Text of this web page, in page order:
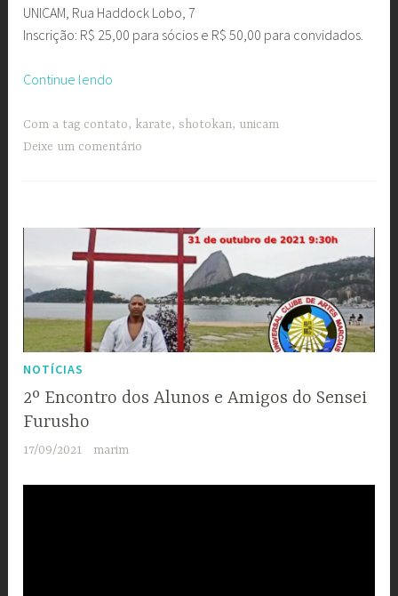
UNICAM, Rua Haddock Lobo, 7
Inscrição: R$ 25,00 para sócios e R$ 50,00 para convidados.
Continue lendo
UNICAM
convida
Com a tag contato, karate,shotokan, unicam
Deixe um comentário
NOTÍCIAS
2º Encontro dos Alunos e Amigos do Sensei
Furusho
17/09/2021 marim